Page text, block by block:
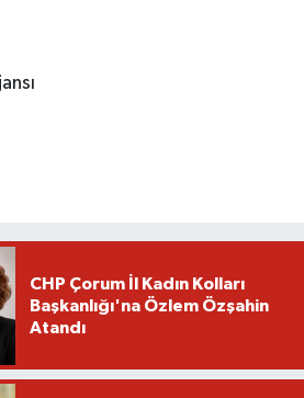
CHP Çorum İl Kadın Kolları
Başkanlığı'na Özlem Özşahin
Atandı